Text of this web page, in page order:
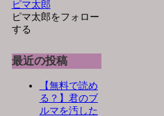
ピマ太郎
ピマ太郎をフォロー
する
最近の投稿
【無料で読め
る？】君のブ
ルマを汚した